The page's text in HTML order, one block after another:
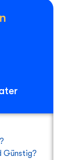
Günstig?